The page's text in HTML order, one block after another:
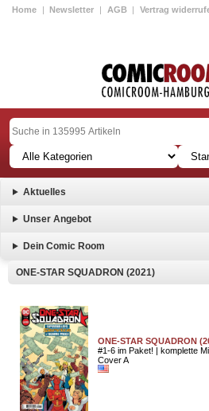
Home | Newsletter | AGB | Vertrag
Aktuelles
Unser Angebot
Dein Comic Room
ONE-STAR SQUADRON (2021)
ONE-STAR SQUADRON
#1-6 im Paket! | komplette
Cover A